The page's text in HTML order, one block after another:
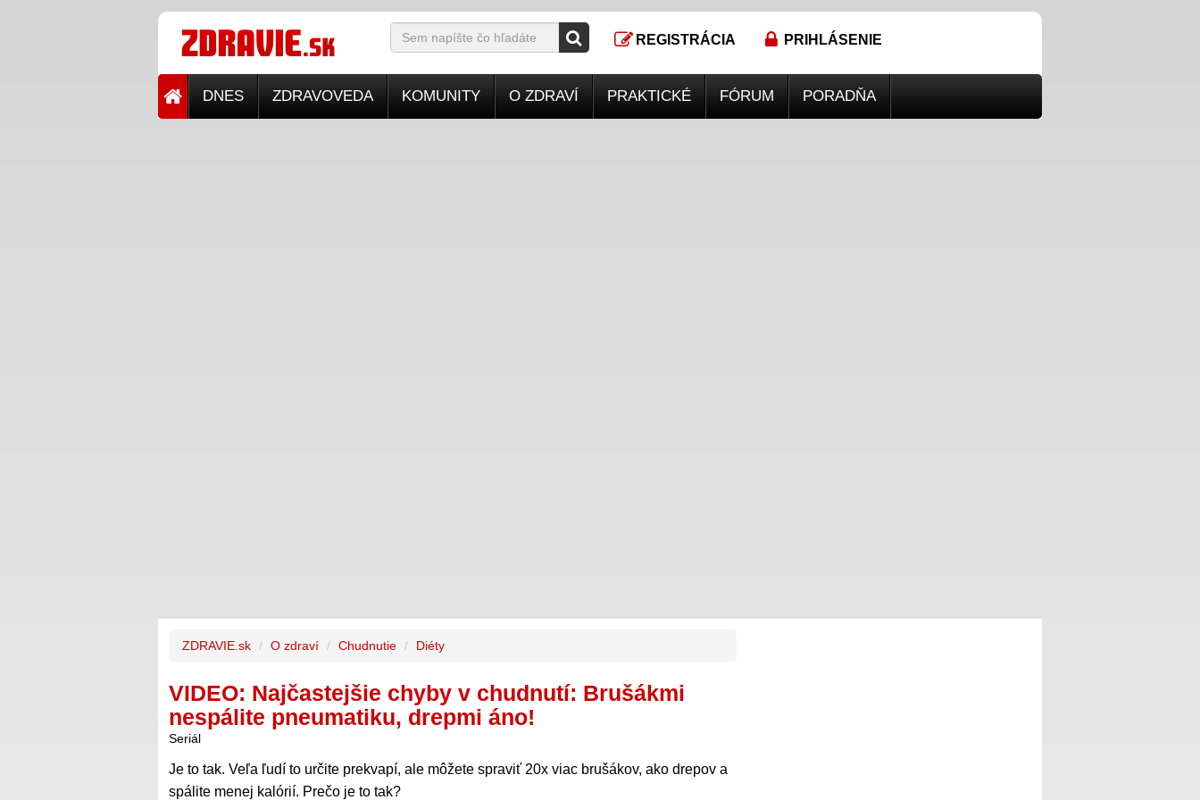
REGISTRÁCIA PRIHLÁSENIE
DNES ZDRAVOVEDA KOMUNITY O ZDRAVÍ PRAKTICKÉ FÓRUM PORADŇA
ZDRAVIE.sk O zdraví Chudnutie Diéty
VIDEO: Najčastejšie chyby v chudnutí: Brušákmi
nespálite pneumatiku, drepmi áno!
Seriál
Je to tak. Veľa ľudí to určite prekvapí, ale môžete spraviť 20x viac brušákov, ako drepov a
spálite menej kalórií. Prečo je to tak?